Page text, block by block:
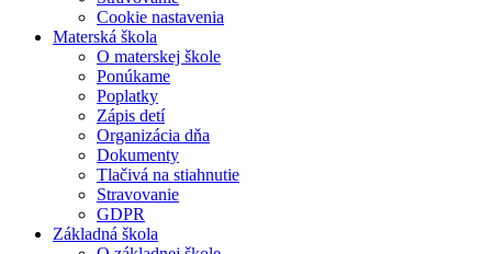
Cookie nastavenia
Materská škola
O materskej škole
Ponúkame
Poplatky
Zápis detí
Organizácia dňa
Dokumenty
Tlačivá na stiahnutie
Stravovanie
GDPR
Základná škola